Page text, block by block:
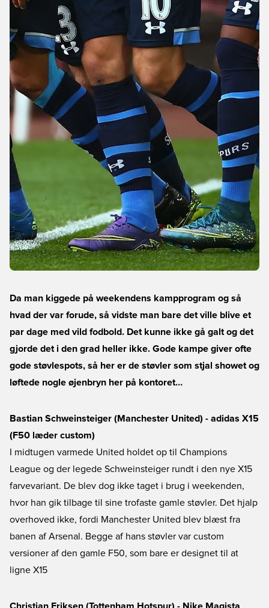
Da man kiggede på weekendens kampprogram og så
hvad der var forude, så vidste man bare det ville blive et
par dage med vild fodbold. Det kunne ikke gå galt og det
gjorde det i den grad heller ikke. Gode kampe giver ofte
gode støvlespots, så her er de støvler som stjal showet og
løftede nogle øjenbryn her på kontoret…
Bastian Schweinsteiger (Manchester United) - adidas X15
(F50 læder custom)
I midtugen varmede United holdet op til Champions
League og der legede Schweinsteiger rundt i den nye X15
farvevariant. De blev dog ikke taget i brug i weekenden,
hvor han gik tilbage til sine trofaste gamle støvler. Det hjalp
overhoved ikke, fordi Manchester United blev blæst fra
banen af Arsenal. Begge af hans støvler var custom
versioner af den gamle F50, som bare er designet til at
ligne X15